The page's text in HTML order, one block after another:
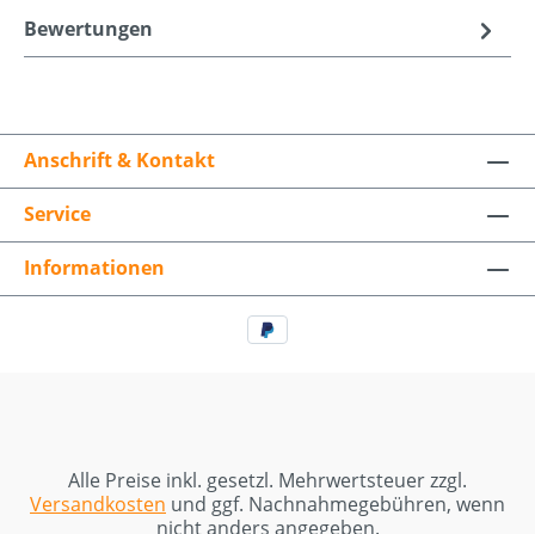
Bewertungen
Anschrift & Kontakt
Service
Informationen
Alle Preise inkl. gesetzl. Mehrwertsteuer zzgl.
Versandkosten und ggf. Nachnahmegebühren, wenn
nicht anders angegeben.